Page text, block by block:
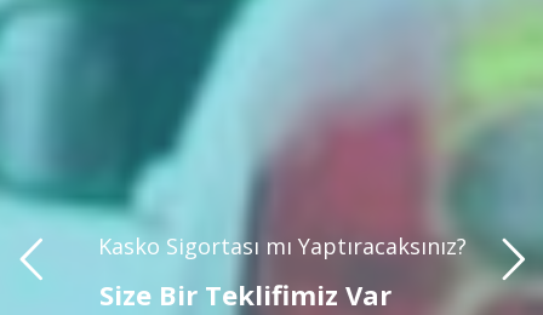
Kasko Sigortası mı Yaptıracaksınız?
Size Bir Teklifimiz Var